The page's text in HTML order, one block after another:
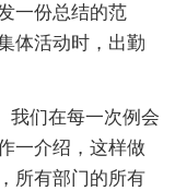
一份总结的范
体活动时，出勤
我们在每一次例会
一介绍，这样做
所有部门的所有